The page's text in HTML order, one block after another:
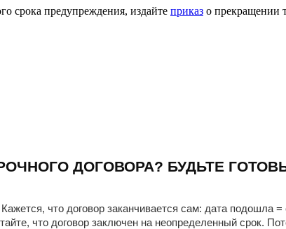
срока предупреждения, издайте приказ о прекращении
ДОГОВОРА? БУДЬТЕ
что договор заканчивается сам: дата подошла
что договор заключен на неопределенный срок.